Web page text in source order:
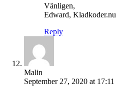
Vänligen,
Edward, Kladkoder.nu
Reply
Malin
September 27, 2020 at 17:11